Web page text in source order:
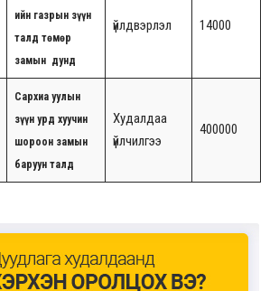
ийн газрын зүүн
талд төмөр
замын дунд
үйлдвэрлэл 14000
Сархиа уулын
зүүн урд хуучин
шороон замын
баруун талд
Худалдаа
үйлчилгээ
400000